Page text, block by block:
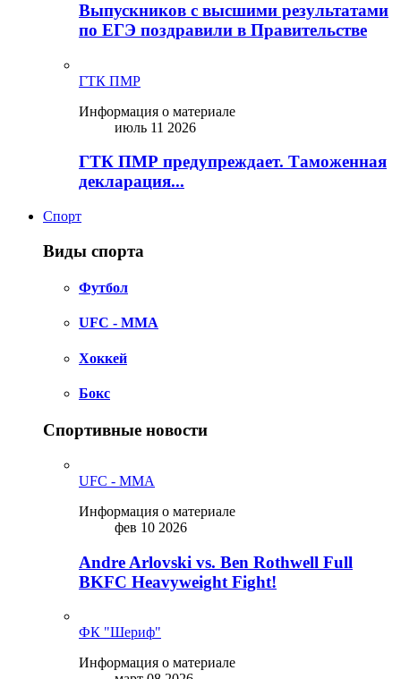
Выпускников с высшими результатами
по ЕГЭ поздравили в Правительстве
ГТК ПМР
Информация о материале
июль 11 2026
ГТК ПМР предупреждает. Таможенная
декларация...
Спорт
Виды спорта
Футбол
UFC - MMA
Хоккей
Бокс
Спортивные новости
UFC - MMA
Информация о материале
фев 10 2026
Andre Arlovski vs. Ben Rothwell Full
BKFC Heavyweight Fight!
ФК "Шериф"
Информация о материале